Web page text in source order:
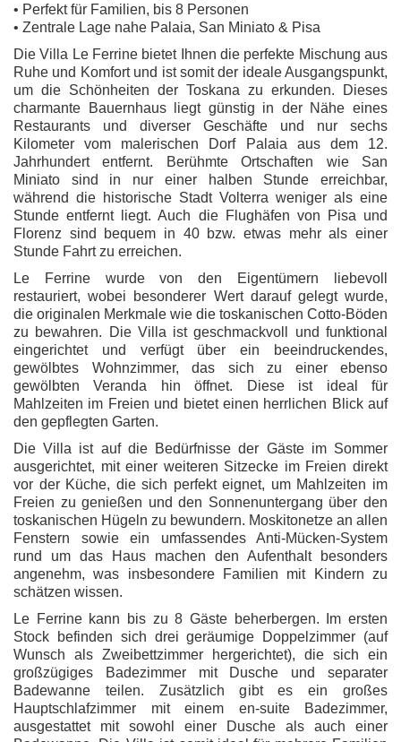
• Perfekt für Familien, bis 8 Personen
• Zentrale Lage nahe Palaia, San Miniato & Pisa
Die Villa Le Ferrine bietet Ihnen die perfekte Mischung aus
Ruhe und Komfort und ist somit der ideale Ausgangspunkt,
um die Schönheiten der Toskana zu erkunden. Dieses
charmante Bauernhaus liegt günstig in der Nähe eines
Restaurants und diverser Geschäfte und nur sechs
Kilometer vom malerischen Dorf Palaia aus dem 12.
Jahrhundert entfernt. Berühmte Ortschaften wie San
Miniato sind in nur einer halben Stunde erreichbar,
während die historische Stadt Volterra weniger als eine
Stunde entfernt liegt. Auch die Flughäfen von Pisa und
Florenz sind bequem in 40 bzw. etwas mehr als einer
Stunde Fahrt zu erreichen.
Le Ferrine wurde von den Eigentümern liebevoll
restauriert, wobei besonderer Wert darauf gelegt wurde,
die originalen Merkmale wie die toskanischen Cotto-Böden
zu bewahren. Die Villa ist geschmackvoll und funktional
eingerichtet und verfügt über ein beeindruckendes,
gewölbtes Wohnzimmer, das sich zu einer ebenso
gewölbten Veranda hin öffnet. Diese ist ideal für
Mahlzeiten im Freien und bietet einen herrlichen Blick auf
den gepflegten Garten.
Die Villa ist auf die Bedürfnisse der Gäste im Sommer
ausgerichtet, mit einer weiteren Sitzecke im Freien direkt
vor der Küche, die sich perfekt eignet, um Mahlzeiten im
Freien zu genießen und den Sonnenuntergang über den
toskanischen Hügeln zu bewundern. Moskitonetze an allen
Fenstern sowie ein umfassendes Anti-Mücken-System
rund um das Haus machen den Aufenthalt besonders
angenehm, was insbesondere Familien mit Kindern zu
schätzen wissen.
Le Ferrine kann bis zu 8 Gäste beherbergen. Im ersten
Stock befinden sich drei geräumige Doppelzimmer (auf
Wunsch als Zweibettzimmer hergerichtet), die sich ein
großzügiges Badezimmer mit Dusche und separater
Badewanne teilen. Zusätzlich gibt es ein großes
Hauptschlafzimmer mit einem en-suite Badezimmer,
ausgestattet mit sowohl einer Dusche als auch einer